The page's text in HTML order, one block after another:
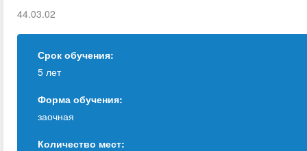
44.03.02
Срок обучения:
5 лет
Форма обучения:
заочная
Количество мест: